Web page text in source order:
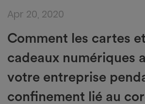
Apr 20, 2020
Comment les cartes
cadeaux numériques
votre entreprise
confinement lié au